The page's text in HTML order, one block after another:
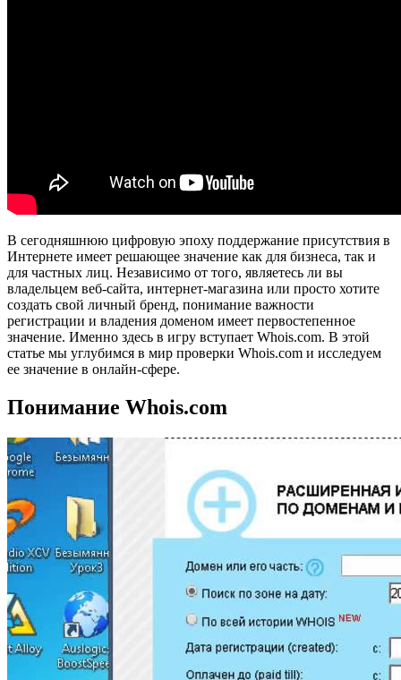
В сегодняшнюю цифровую эпоху поддержание присутствия в
Интернете имеет решающее значение как для бизнеса, так и
для частных лиц. Независимо от того, являетесь ли вы
владельцем веб-сайта, интернет-магазина или просто хотите
создать свой личный бренд, понимание важности
регистрации и владения доменом имеет первостепенное
значение. Именно здесь в игру вступает Whois.com. В этой
статье мы углубимся в мир проверки Whois.com и исследуем
ее значение в онлайн-сфере.
Понимание Whois.com